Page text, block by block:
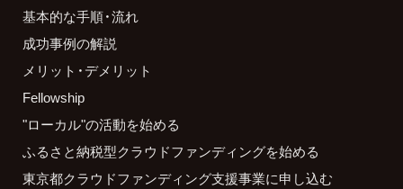
基本的な手順・流れ
成功事例の解説
メリット・デメリット
Fellowship
"ローカル"の活動を始める
ふるさと納税型クラウドファンディングを始める
東京都クラウドファンディング支援事業に申し込む